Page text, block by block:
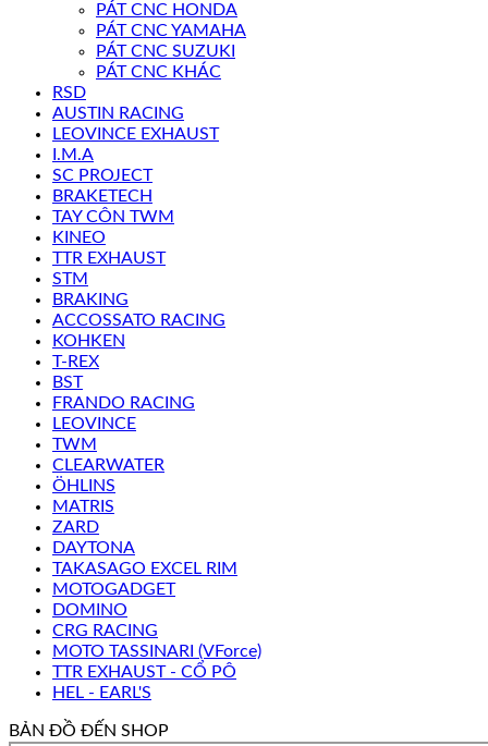
PÁT CNC HONDA
PÁT CNC YAMAHA
PÁT CNC SUZUKI
PÁT CNC KHÁC
RSD
AUSTIN RACING
LEOVINCE EXHAUST
I.M.A
SC PROJECT
BRAKETECH
TAY CÔN TWM
KINEO
TTR EXHAUST
STM
BRAKING
ACCOSSATO RACING
KOHKEN
T-REX
BST
FRANDO RACING
LEOVINCE
TWM
CLEARWATER
ÖHLINS
MATRIS
ZARD
DAYTONA
TAKASAGO EXCEL RIM
MOTOGADGET
DOMINO
CRG RACING
MOTO TASSINARI (VForce)
TTR EXHAUST - CỔ PÔ
HEL - EARL'S
BẢN ĐỒ ĐẾN SHOP